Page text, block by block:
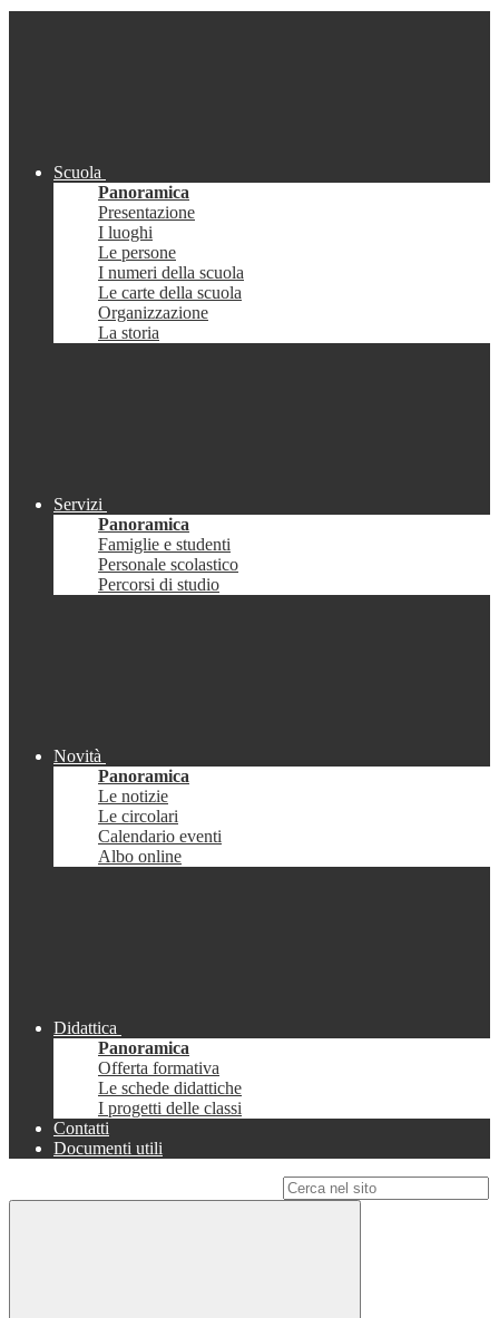
Scuola
Panoramica
Presentazione
I luoghi
Le persone
I numeri della scuola
Le carte della scuola
Organizzazione
La storia
Servizi
Panoramica
Famiglie e studenti
Personale scolastico
Percorsi di studio
Novità
Panoramica
Le notizie
Le circolari
Calendario eventi
Albo online
Didattica
Panoramica
Offerta formativa
Le schede didattiche
I progetti delle classi
Contatti
Documenti utili